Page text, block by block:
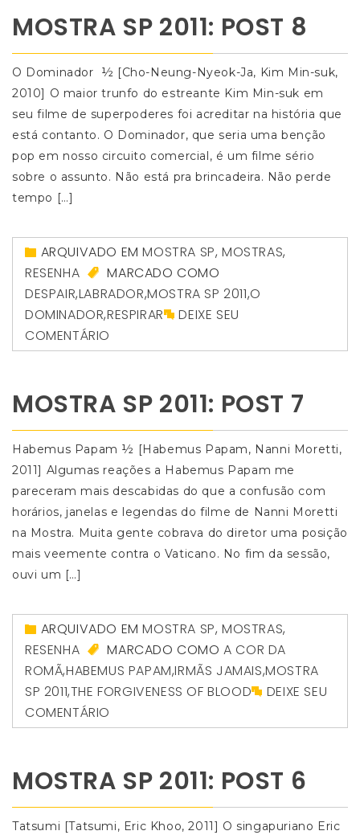
MOSTRA SP 2011: POST 8
O Dominador ½ [Cho-Neung-Nyeok-Ja, Kim Min-suk,
2010] O maior trunfo do estreante Kim Min-suk em
seu filme de superpoderes foi acreditar na história que
está contanto. O Dominador, que seria uma benção
pop em nosso circuito comercial, é um filme sério
sobre o assunto. Não está pra brincadeira. Não perde
tempo […]
ARQUIVADO EMMOSTRA SP,MOSTRAS,
RESENHA
MARCADO COMO
DESPAIR,LABRADOR,MOSTRA SP 2011,O
DOMINADOR,RESPIRAR
DEIXE SEU
COMENTÁRIO
MOSTRA SP 2011: POST 7
Habemus Papam ½ [Habemus Papam, Nanni Moretti,
2011] Algumas reações a Habemus Papam me
pareceram mais descabidas do que a confusão com
horários, janelas e legendas do filme de Nanni Moretti
na Mostra. Muita gente cobrava do diretor uma posição
mais veemente contra o Vaticano. No fim da sessão,
ouvi um […]
ARQUIVADO EMMOSTRA SP,MOSTRAS,
RESENHA
MARCADO COMOA COR DA
ROMÃ,HABEMUS PAPAM,IRMÃS JAMAIS,MOSTRA
SP 2011,THE FORGIVENESS OF BLOOD
DEIXE SEU
COMENTÁRIO
MOSTRA SP 2011: POST 6
Tatsumi [Tatsumi, Eric Khoo, 2011] O singapuriano Eric